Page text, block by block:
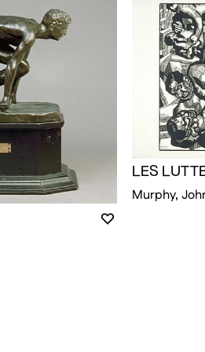
VOUS DEVEZ
FERMER LA
OUVRIR LA
LES
Murphy,